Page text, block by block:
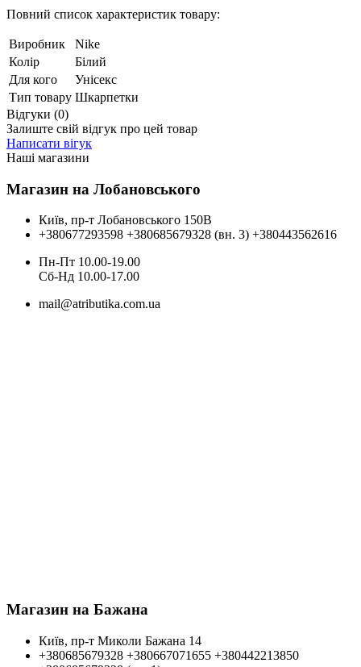
Повний список характеристик товару:
Виробник
Nike
Колір
Білий
Для кого
Унісекс
Тип товару Шкарпетки
Відгуки (0)
Залиште свій відгук про цей товар
Написати вігук
Наші магазини
Магазин на Лобановського
Київ, пр-т Лобановського 150В
+380677293598 +380685679328 (вн. 3) +380443562616
Пн-Пт 10.00-19.00
Cб-Нд 10.00-17.00
mail@atributika.com.ua
Магазин на Бажана
Київ, пр-т Миколи Бажана 14
+380685679328 +380667071655 +380442213850